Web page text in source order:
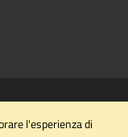
l'esperienza di